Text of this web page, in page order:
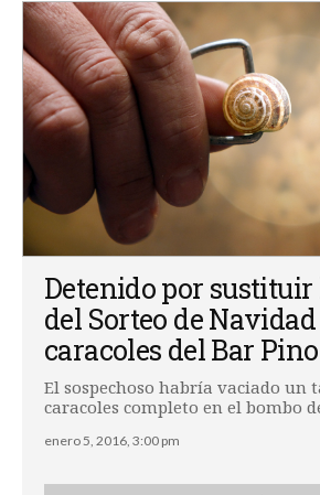
Detenido por sustituir
del Sorteo de
caracoles del Bar Pino
El sospechoso habría vaciado un
caracoles completo en el bombo
enero 5, 2016, 3:00 pm